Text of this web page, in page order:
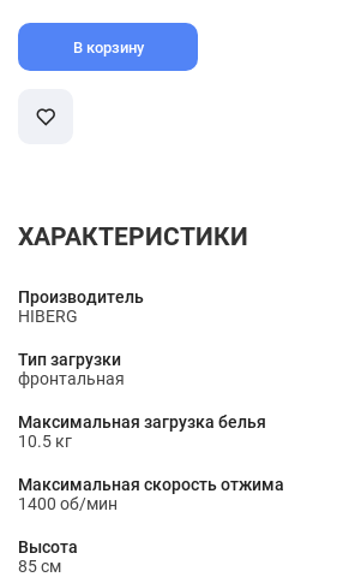
В корзину
ХАРАКТЕРИСТИКИ
Производитель
HIBERG
Тип загрузки
фронтальная
Максимальная загрузка белья
10.5 кг
Максимальная скорость отжима
1400 об/мин
Высота
85 см